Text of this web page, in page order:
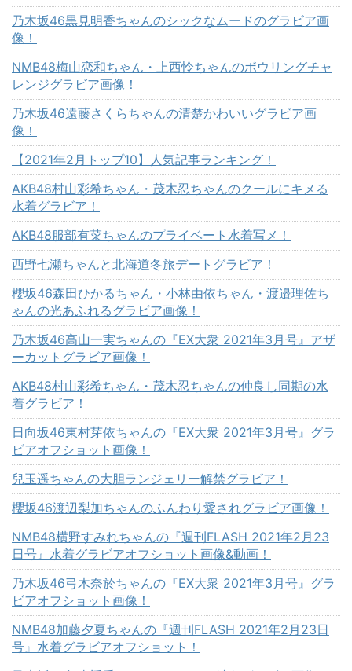
乃木坂46黒見明香ちゃんのシックなムードのグラビア画
像！
NMB48梅山恋和ちゃん・上西怜ちゃんのボウリングチャ
レンジグラビア画像！
乃木坂46遠藤さくらちゃんの清楚かわいいグラビア画
像！
【2021年2月トップ10】人気記事ランキング！
AKB48村山彩希ちゃん・茂木忍ちゃんのクールにキメる
水着グラビア！
AKB48服部有菜ちゃんのプライベート水着写メ！
西野七瀬ちゃんと北海道冬旅デートグラビア！
櫻坂46森田ひかるちゃん・小林由依ちゃん・渡邉理佐ち
ゃんの光あふれるグラビア画像！
乃木坂46高山一実ちゃんの『EX大衆 2021年3月号』アザ
ーカットグラビア画像！
AKB48村山彩希ちゃん・茂木忍ちゃんの仲良し同期の水
着グラビア！
日向坂46東村芽依ちゃんの『EX大衆 2021年3月号』グラ
ビアオフショット画像！
兒玉遥ちゃんの大胆ランジェリー解禁グラビア！
櫻坂46渡辺梨加ちゃんのふんわり愛されグラビア画像！
NMB48横野すみれちゃんの『週刊FLASH 2021年2月23
日号』水着グラビアオフショット画像&動画！
乃木坂46弓木奈於ちゃんの『EX大衆 2021年3月号』グラ
ビアオフショット画像！
NMB48加藤夕夏ちゃんの『週刊FLASH 2021年2月23日
号』水着グラビアオフショット！